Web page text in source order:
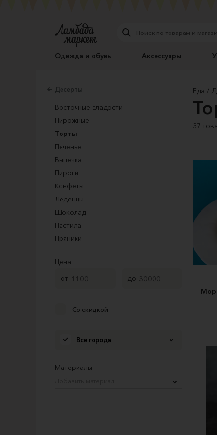
Одежда и обувь Аксессуары
Десерты
Восточные сладости
Пирожные
Торты
Печенье
Выпечка
Пироги
Конфеты
Леденцы
Шоколад
Пастила
Пряники
Цена
от
до
Со скидкой
Все города
Материалы
Еда
37